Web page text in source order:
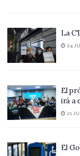
La
24
El
irá a
21
El